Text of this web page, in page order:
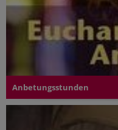
Anbetungsstunden